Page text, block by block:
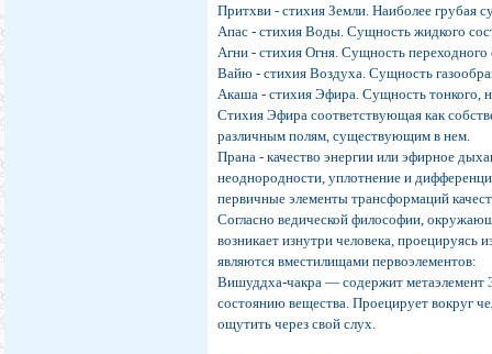
Притхви - стихия Земли. Наиболее грубая
Апас - стихия Воды. Cущность жидкого
Агни - стихия Огня. Cущность
Вайю - стихия Воздуха. Cущность
Акаша - стихия Эфира. Cущность тонкого,
Стихия Эфира соответствующая как
различным полям, существующим в нем.
Прана - качество энергии или эфирное
неоднородности, уплотнение и
первичные элементы трансформаций
Согласно ведической философии,
возникает изнутри человека, проецируясь
являются вместилищами первоэлементов:
Вишуддха-чакра — содержит метаэлемент
состоянию вещества. Проецирует вокруг
ощутить через свой слух.